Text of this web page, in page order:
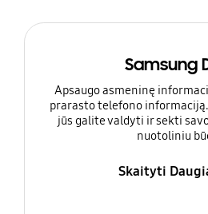
Samsung
Apsaugo asmeninę
prarasto telefono informaciją.
jūs galite valdyti ir sekti
nuotoliniu
Skaityti